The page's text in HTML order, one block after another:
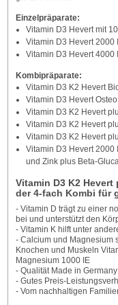
Einzelpräparate:
Vitamin D3 Hevert mit
Vitamin D3 Hevert 2000
Vitamin D3 Hevert 4000
Kombipräparate:
Vitamin D3 K2 Hevert
Vitamin D3 Hevert
Vitamin D3 K2 Hevert
Vitamin D3 K2 Hevert
Vitamin D3 K2 Hevert
Vitamin D3 Hevert 2000
und Zink plus Beta-
Vitamin D3 K2
der 4-fach Kombi für
- Vitamin D trägt zu einer
bei und unterstützt den
- Vitamin K hilft unter
- Calcium und Magnesium
Knochen und Muskeln
Magnesium 1000 IE
- Qualität Made in Germany
- Gutes Preis-
- Vom nachhaltigen